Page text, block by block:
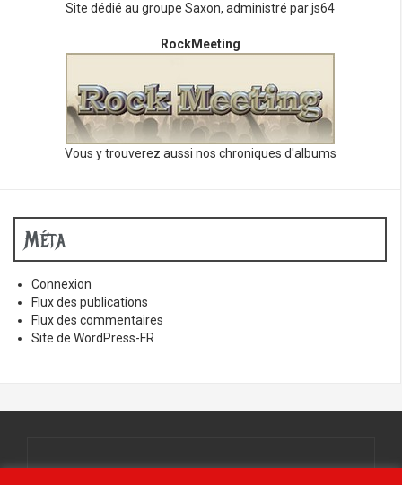
Site dédié au groupe Saxon, administré par js64
RockMeeting
Vous y trouverez aussi nos chroniques d'albums
Méta
Connexion
Flux des publications
Flux des commentaires
Site de WordPress-FR